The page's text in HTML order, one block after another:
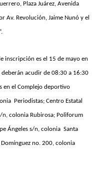
Plaza Juárez, Avenida
Av. Revolución, Jaime Nunó y el
inscripción es el 15 de mayo en
deberán acudir de 08:30 a 16:30
en el Complejo deportivo
Periodistas; Centro Estatal
colonia Rubirosa; Poliforum
Ángeles s/n, colonia Santa
Domínguez no. 200, colonia